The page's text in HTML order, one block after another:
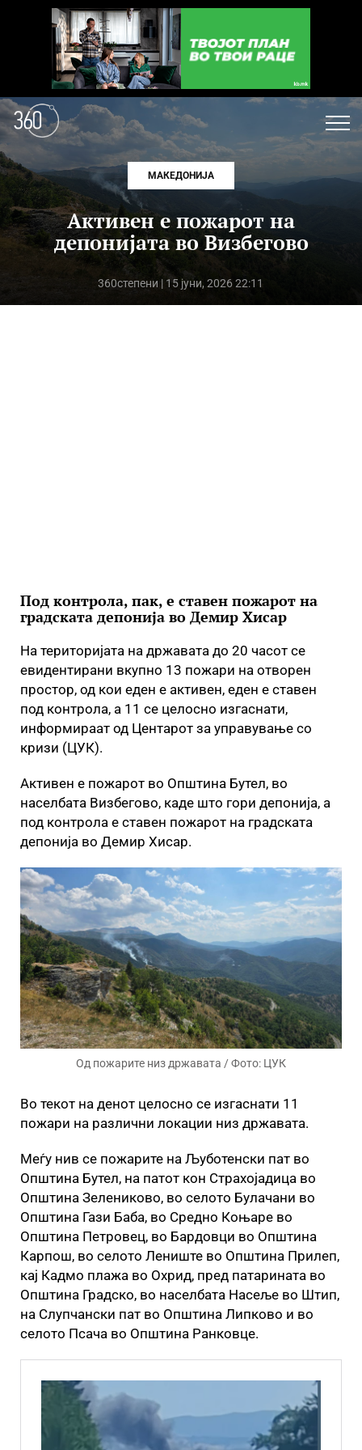
МАКЕДОНИЈА
Активен е пожарот на
депонијата во Визбегово
360степени | 15 јуни, 2026 22:11
Под контрола, пак, е ставен пожарот на
градската депонија во Демир Хисар
На територијата на државата до 20 часот се
евидентирани вкупно 13 пожари на отворен
простор, од кои еден е активен, еден е ставен
под контрола, а 11 се целосно изгаснати,
информираат од Центарот за управување со
кризи (ЦУК).
Активен е пожарот во Општина Бутел, во
населбата Визбегово, каде што гори депонија, a
под контрола е ставен пожарот на градската
депонија во Демир Хисар.
Од пожарите низ државата / Фото: ЦУК
Во текот на денот целосно се изгаснати 11
пожари на различни локации низ државата.
Меѓу нив се пожарите на Љуботенски пат во
Општина Бутел, на патот кон Страхојадица во
Општина Зелениково, во селото Булачани во
Општина Гази Баба, во Средно Коњаре во
Општина Петровец, во Бардовци во Општина
Карпош, во селото Лениште во Општина Прилеп,
кај Кадмо плажа во Охрид, пред патарината во
Општина Градско, во населбата Насеље во Штип,
на Слупчански пат во Општина Липково и во
селото Псача во Општина Ранковце.